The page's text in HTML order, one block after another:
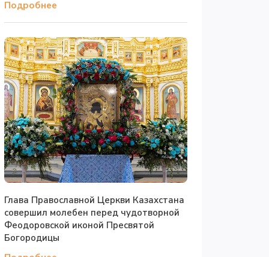
Подробнее
Глава Православной Церкви Казахстана
совершил молебен перед чудотворной
Феодоровской иконой Пресвятой
Богородицы